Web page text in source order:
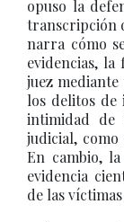
opuso la
transcripción
narra cómo
evidencias,
juez mediante
los delitos de
intimidad de
judicial,
En cambio,
evidencia
de las